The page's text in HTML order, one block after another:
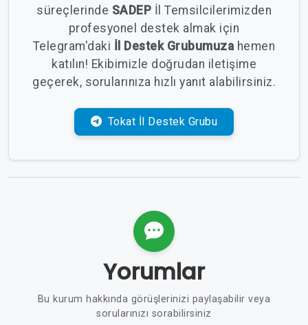
süreçlerinde SADEP İl Temsilcilerimizden
profesyonel destek almak için
Telegram'daki İl Destek Grubumuza hemen
katılın! Ekibimizle doğrudan iletişime
geçerek, sorularınıza hızlı yanıt alabilirsiniz.
Tokat İl Destek Grubu
Yorumlar
Bu kurum hakkında görüşlerinizi paylaşabilir veya
sorularınızı sorabilirsiniz